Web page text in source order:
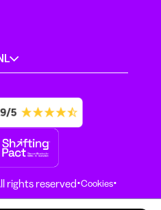
rights reserved·Cookies·